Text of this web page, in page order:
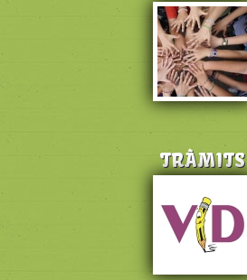
TRÀMITS